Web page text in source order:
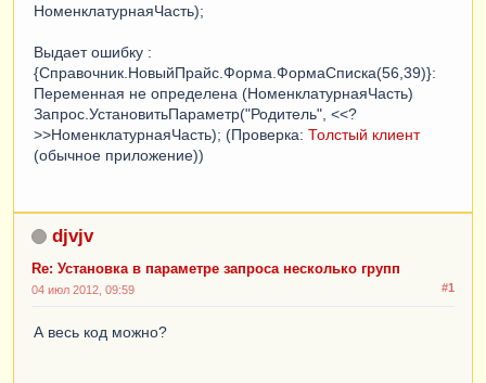
НоменклатурнаяЧасть);
Выдает ошибку :
{Справочник.НовыйПрайс.Форма.ФормаСписка(56,39)}:
Переменная не определена (НоменклатурнаяЧасть)
Запрос.УстановитьПараметр("Родитель", <<?
>>НоменклатурнаяЧасть); (Проверка: Толстый клиент
(обычное приложение))
djvjv
Re: Установка в параметре запроса несколько групп
#1
04 июл 2012, 09:59
А весь код можно?